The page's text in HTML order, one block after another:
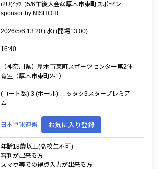
i2U(ｲｯﾂｰ)5/6午後大会@厚木市東町スポセン
sponsor by NISHOHI
2026/5/6 13:20 (水) (開場13:00)
16:40
（神奈川県）厚木市東町スポーツセンター第2体
育室（厚木市東町2-1）
(コート数) 3 (ボール) ニッタク3スタープレミア
ム
日本卓球連衡 お気に入り登録
年齢18歳以上(高校生不可)
審判が出来る方
スマホ等での得点入力が出来る方